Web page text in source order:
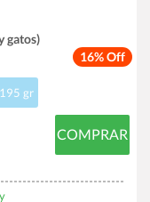
16% Off
gatos)
gr
COMPRAR